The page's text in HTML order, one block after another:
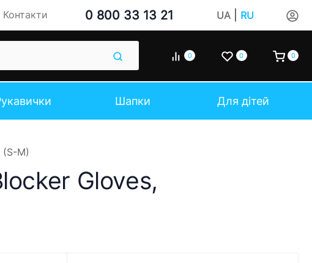
Контакти 0 800 33 13 21 UA| RU
0 0 0
Шапки Для дітей
(S-M)
Gloves,